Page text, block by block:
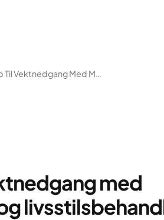
Hjelp Til Vektnedgang Med Medisiner Og Livsstilsbehandling
med